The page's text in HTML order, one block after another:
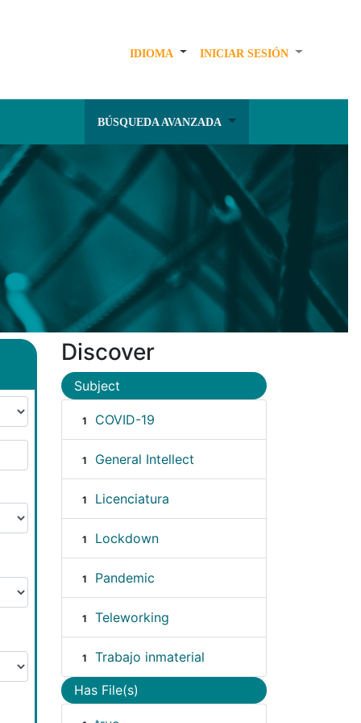
IDIOMA INICIAR SESIÓN
BÚSQUEDA AVANZADA
Discover
Subject
1 COVID-19
1 General Intellect
1 Licenciatura
1 Lockdown
1 Pandemic
1 Teleworking
1 Trabajo inmaterial
Has File(s)